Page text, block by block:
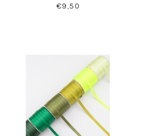
€9,50